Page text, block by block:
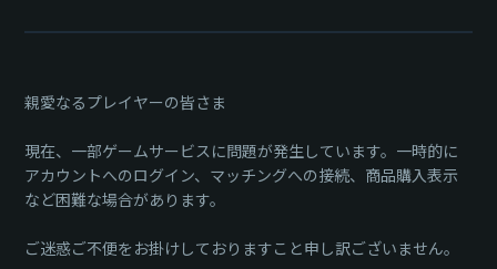
親愛なるプレイヤーの皆さま
現在、一部ゲームサービスに問題が発生しています。一時的に
アカウントへのログイン、マッチングへの接続、商品購入表示
など困難な場合があります。
ご迷惑ご不便をお掛けしておりますこと申し訳ございません。